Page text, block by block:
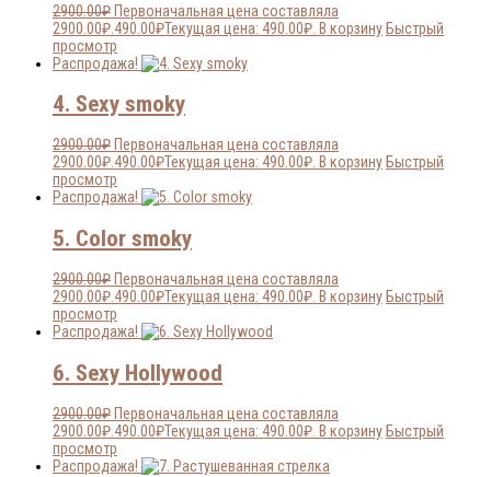
2900.00₽Первоначальная цена составляла
2900.00₽.490.00₽Текущая цена: 490.00₽. В корзинуБыстрый
просмотр
Распродажа!
4. Sexy smoky
2900.00₽ Первоначальная цена составляла
2900.00₽.490.00₽Текущая цена: 490.00₽. В корзину Быстрый
просмотр
Распродажа!
5. Color smoky
2900.00₽ Первоначальная цена составляла
2900.00₽.490.00₽Текущая цена: 490.00₽. В корзину Быстрый
просмотр
Распродажа!
6. Sexy Hollywood
2900.00₽ Первоначальная цена составляла
2900.00₽.490.00₽Текущая цена: 490.00₽. В корзину Быстрый
просмотр
Распродажа!